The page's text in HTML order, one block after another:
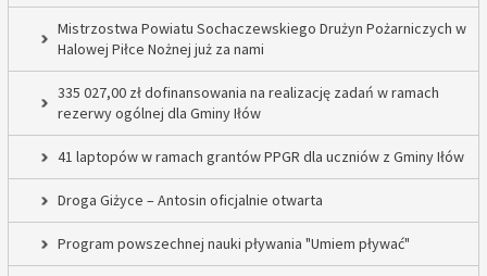
Mistrzostwa Powiatu Sochaczewskiego Drużyn Pożarniczych w
Halowej Piłce Nożnej już za nami
335 027,00 zł dofinansowania na realizację zadań w ramach
rezerwy ogólnej dla Gminy Iłów
41 laptopów w ramach grantów PPGR dla uczniów z Gminy Iłów
Droga Giżyce – Antosin oficjalnie otwarta
Program powszechnej nauki pływania "Umiem pływać"